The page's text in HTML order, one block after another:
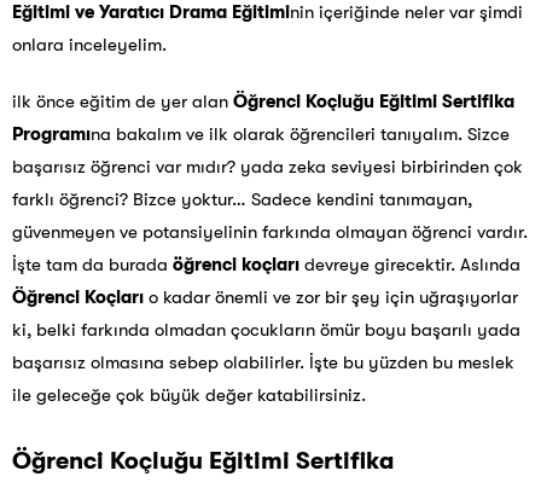
Eğitimi ve Yaratıcı Drama Eğitiminin içeriğinde neler var şimdi
onlara inceleyelim.
ilk önce eğitim de yer alan Öğrenci Koçluğu Eğitimi Sertifika
Programına bakalım ve ilk olarak öğrencileri tanıyalım. Sizce
başarısız öğrenci var mıdır? yada zeka seviyesi birbirinden çok
farklı öğrenci? Bizce yoktur… Sadece kendini tanımayan,
güvenmeyen ve potansiyelinin farkında olmayan öğrenci vardır.
İşte tam da burada öğrenci koçları devreye girecektir. Aslında
Öğrenci Koçları o kadar önemli ve zor bir şey için uğraşıyorlar
ki, belki farkında olmadan çocukların ömür boyu başarılı yada
başarısız olmasına sebep olabilirler. İşte bu yüzden bu meslek
ile geleceğe çok büyük değer katabilirsiniz.
Öğrenci Koçluğu Eğitimi Sertifika